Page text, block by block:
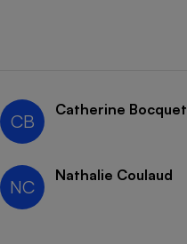
CB
Catherine Bocquet
NC
Nathalie Coulaud